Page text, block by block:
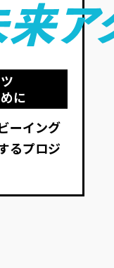
に
ーイング
るプロジ